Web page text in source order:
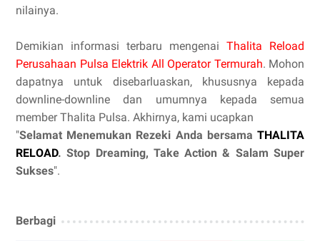
nilainya.
Demikian informasi terbaru mengenai Thalita Reload
Perusahaan Pulsa Elektrik All Operator Termurah. Mohon
dapatnya untuk disebarluaskan, khususnya kepada
downline-downline dan umumnya kepada semua
member Thalita Pulsa. Akhirnya, kami ucapkan
"Selamat Menemukan Rezeki Anda bersama THALITA
RELOAD. Stop Dreaming, Take Action & Salam Super
Sukses".
Berbagi